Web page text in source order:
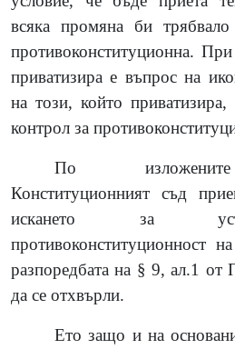
всяка промяна би
противоконституционна.
приватизира е въпрос на
на този, който
контрол за
По
Конституционният съд
искането за
противоконституционност
разпоредбата на § 9, ал.1
да се отхвърли.
Ето защо и на